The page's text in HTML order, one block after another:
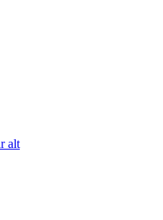
alt